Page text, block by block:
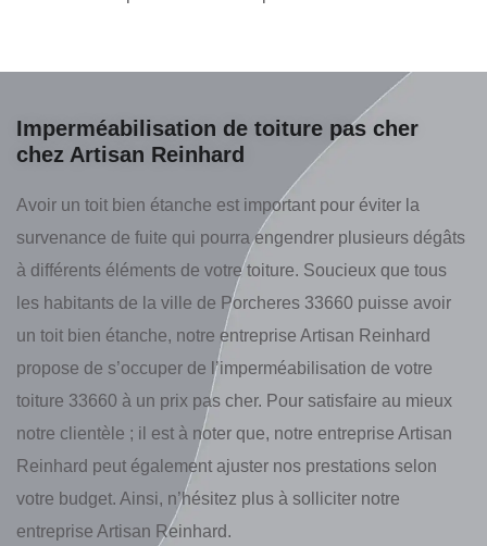
Imperméabilisation de toiture pas cher
chez Artisan Reinhard
Avoir un toit bien étanche est important pour éviter la
survenance de fuite qui pourra engendrer plusieurs dégâts
à différents éléments de votre toiture. Soucieux que tous
les habitants de la ville de Porcheres 33660 puisse avoir
un toit bien étanche, notre entreprise Artisan Reinhard
propose de s’occuper de l’imperméabilisation de votre
toiture 33660 à un prix pas cher. Pour satisfaire au mieux
notre clientèle ; il est à noter que, notre entreprise Artisan
Reinhard peut également ajuster nos prestations selon
votre budget. Ainsi, n’hésitez plus à solliciter notre
entreprise Artisan Reinhard.